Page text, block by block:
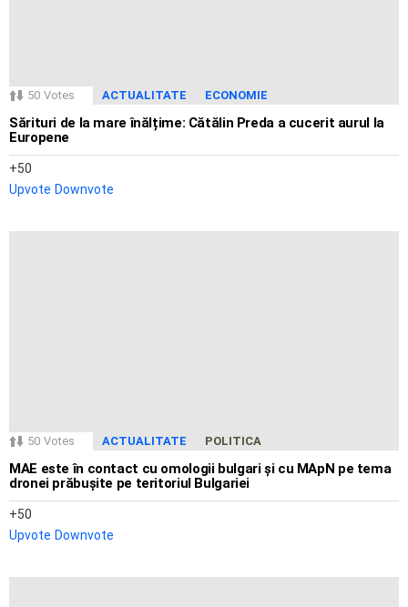
50 Votes ACTUALITATE ECONOMIE
Sărituri de la mare înălțime: Cătălin Preda a cucerit aurul la
Europene
50
Upvote Downvote
50 Votes ACTUALITATE POLITICA
MAE este în contact cu omologii bulgari și cu MApN pe tema
dronei prăbușite pe teritoriul Bulgariei
50
Upvote Downvote